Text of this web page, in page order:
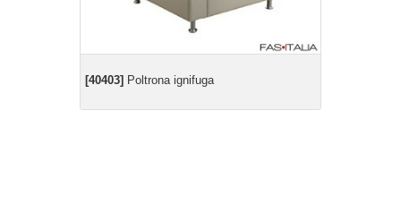
[40403] Poltrona ignifuga